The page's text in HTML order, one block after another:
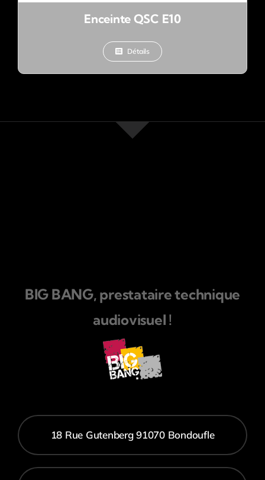
Enceinte QSC E10
Détails
BIG BANG, prestataire technique
audiovisuel !
18 Rue Gutenberg 91070 Bondoufle